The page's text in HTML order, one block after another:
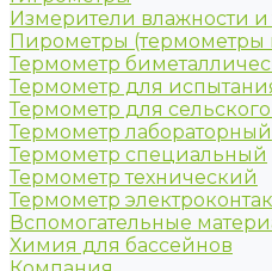
Измерители влажности и
Пирометры (термометры
Термометр
Термометр для
Термометр для сельского
Термометр лабораторный
Термометр специальный
Термометр технический
Термометр
Вспомогательные
Химия для бассейнов